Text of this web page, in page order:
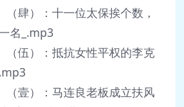
（肆）：十一位太保挨个数，
名_.mp3
（伍）：抵抗女性平权的李克
（壹）：马连良老板成立扶风